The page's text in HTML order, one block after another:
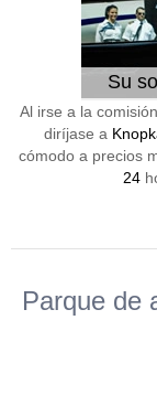
Su
Al irse a la
diríjase a
cómodo a precios
24
Parque de